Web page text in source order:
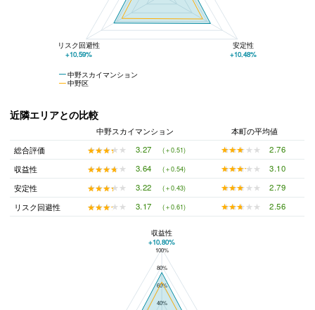
中野スカイマンション
中野区
リスク回避性
+10.59%
安定性
+10.48%
近隣エリアとの比較
中野スカイマンション
本町の平均値
総合評価
★★★★★
★★★★★ 3.27 (＋0.51) ★★★★★
★★★★★
2.76
収益性
★★★★★
★★★★★ 3.64 (＋0.54) ★★★★★
★★★★★
3.10
安定性
★★★★★
★★★★★ 3.22 (＋0.43) ★★★★★
★★★★★
2.79
リスク回避性
★★★★★
★★★★★ 3.17 (＋0.61) ★★★★★
★★★★★ 2.56
中野スカイマンションと本町の平均値の総合評価の比較
100%
80%
60%
40%
収益性
+10.80%